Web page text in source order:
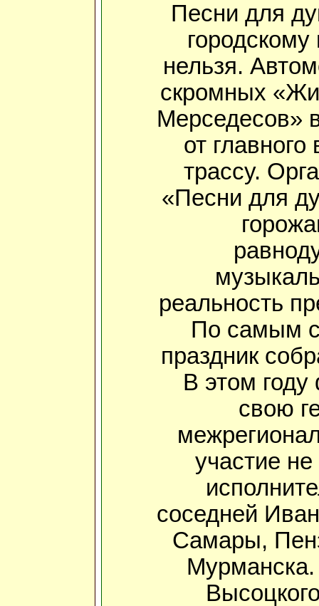
Песни для
нельзя.
скромных
Мерседесов»
от
трассу.
«Песни для
реальность
По самым
праздник
В этом
свою
участие
соседней
Самары,